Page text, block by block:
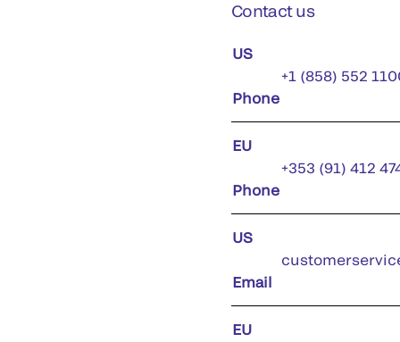
Contact us
US
Phone
+1 (858) 552
EU
Phone
+353 (91) 412
US
Email
EU